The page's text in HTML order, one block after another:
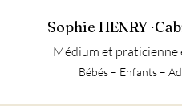
Sophie HENRY
Médium et praticienne
Bébés – Enfants –